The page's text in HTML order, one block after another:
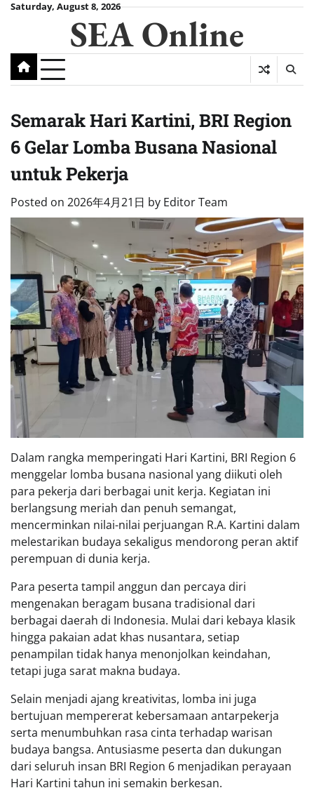
SkipSaturday, August 8, 2026
SEA Online
Semarak Hari Kartini, BRI Region
6 Gelar Lomba Busana Nasional
untuk Pekerja
Posted on 2026年4月21日 by Editor Team
Dalam rangka memperingati Hari Kartini, BRI Region 6
menggelar lomba busana nasional yang diikuti oleh
para pekerja dari berbagai unit kerja. Kegiatan ini
berlangsung meriah dan penuh semangat,
mencerminkan nilai-nilai perjuangan R.A. Kartini dalam
melestarikan budaya sekaligus mendorong peran aktif
perempuan di dunia kerja.
Para peserta tampil anggun dan percaya diri
mengenakan beragam busana tradisional dari
berbagai daerah di Indonesia. Mulai dari kebaya klasik
hingga pakaian adat khas nusantara, setiap
penampilan tidak hanya menonjolkan keindahan,
tetapi juga sarat makna budaya.
Selain menjadi ajang kreativitas, lomba ini juga
bertujuan mempererat kebersamaan antarpekerja
serta menumbuhkan rasa cinta terhadap warisan
budaya bangsa. Antusiasme peserta dan dukungan
dari seluruh insan BRI Region 6 menjadikan perayaan
Hari Kartini tahun ini semakin berkesan.